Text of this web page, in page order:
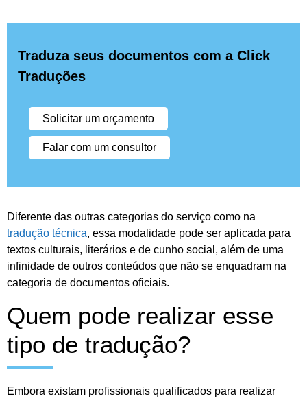
Traduza seus documentos com a Click
Traduções
Solicitar um orçamento
Falar com um consultor
Diferente das outras categorias do serviço como na
tradução técnica, essa modalidade pode ser aplicada para
textos culturais, literários e de cunho social, além de uma
infinidade de outros conteúdos que não se enquadram na
categoria de documentos oficiais.
Quem pode realizar esse
tipo de tradução?
Embora existam profissionais qualificados para realizar